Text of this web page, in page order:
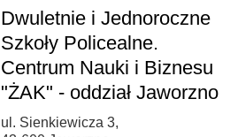
Dwuletnie i Jednoroczne
Szkoły Policealne.
Centrum Nauki i Biznesu
"ŻAK" - oddział Jaworzno
ul. Sienkiewicza 3,